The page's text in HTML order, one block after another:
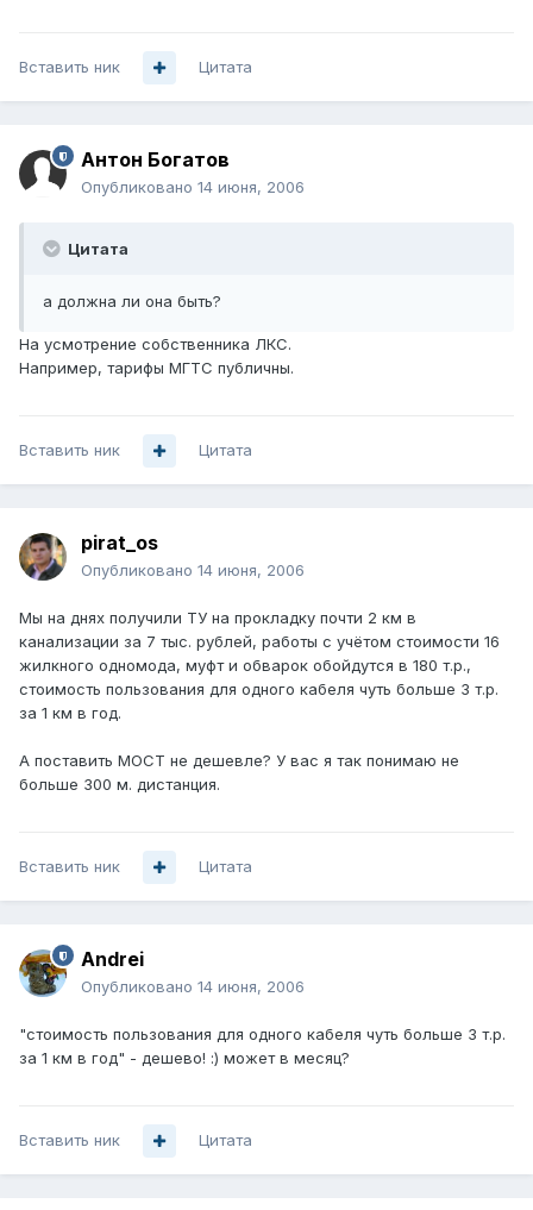
Вставить ник Цитата
Антон Богатов
Опубликовано 14 июня, 2006
Цитата
а должна ли она быть?
На усмотрение собственника ЛКС.
Например, тарифы МГТС публичны.
Вставить ник Цитата
pirat_os
Опубликовано 14 июня, 2006
Мы на днях получили ТУ на прокладку почти 2 км в
канализации за 7 тыс. рублей, работы с учётом стоимости 16
жилкного одномода, муфт и обварок обойдутся в 180 т.р.,
стоимость пользования для одного кабеля чуть больше 3 т.р.
за 1 км в год.
А поставить МОСТ не дешевле? У вас я так понимаю не
больше 300 м. дистанция.
Вставить ник Цитата
Andrei
Опубликовано 14 июня, 2006
"стоимость пользования для одного кабеля чуть больше 3 т.р.
за 1 км в год" - дешево! :) может в месяц?
Вставить ник Цитата